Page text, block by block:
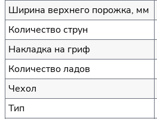
Ширина верхнего порожка, мм
Количество струн
Накладка на гриф
Количество ладов
Чехол
Тип